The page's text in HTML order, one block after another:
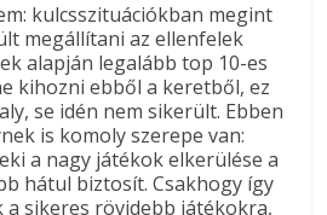
kulcsszituációkban megint
megállítani az ellenfelek
alapján legalább top 10-es
kihozni ebből a keretből, ez
se idén nem sikerült. Ebben
is komoly szerepe van:
a nagy játékok elkerülése a
hátul biztosít. Csakhogy így
a sikeres rövidebb játékokra,